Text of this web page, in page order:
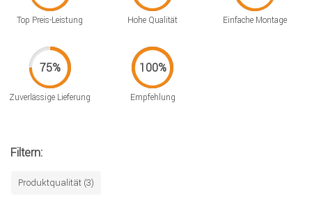
Top Preis-Leistung Hohe Qualität Einfache Montage
Zuverlässige Lieferung Empfehlung
Filtern:
Produktqualität (3)